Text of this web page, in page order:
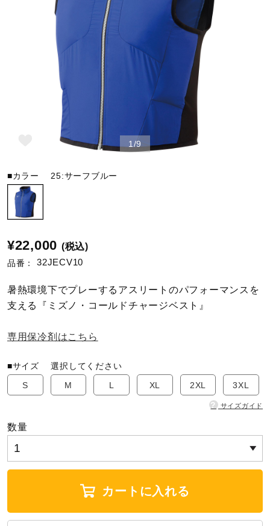
トレーニング
野球
ゴルフ
スイム
卓球
ウィンタースポーツ
1/9
■カラー 25:サーフブルー
¥22,000 (税込)
品番： 32JECV10
暑熱環境下でプレーするアスリートのパフォーマンスを
支える『ミズノ・コールドチャージベスト』
専用保冷剤はこちら
■サイズ選択してください
S
M L XL 2XL 3XL
? サイズガイド
数量
カートに入れる